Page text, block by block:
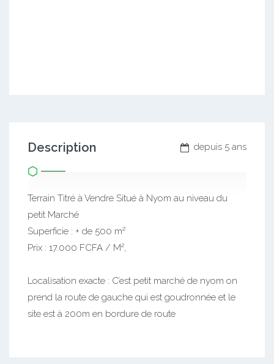
depuis 5 ans
Description
Terrain Titré à Vendre Situé à Nyom au niveau du
petit Marché
Superficie : + de 500 m²
Prix : 17.000 FCFA / M²,
Localisation exacte : C’est petit marché de nyom on
prend la route de gauche qui est goudronnée et le
site est à 200m en bordure de route